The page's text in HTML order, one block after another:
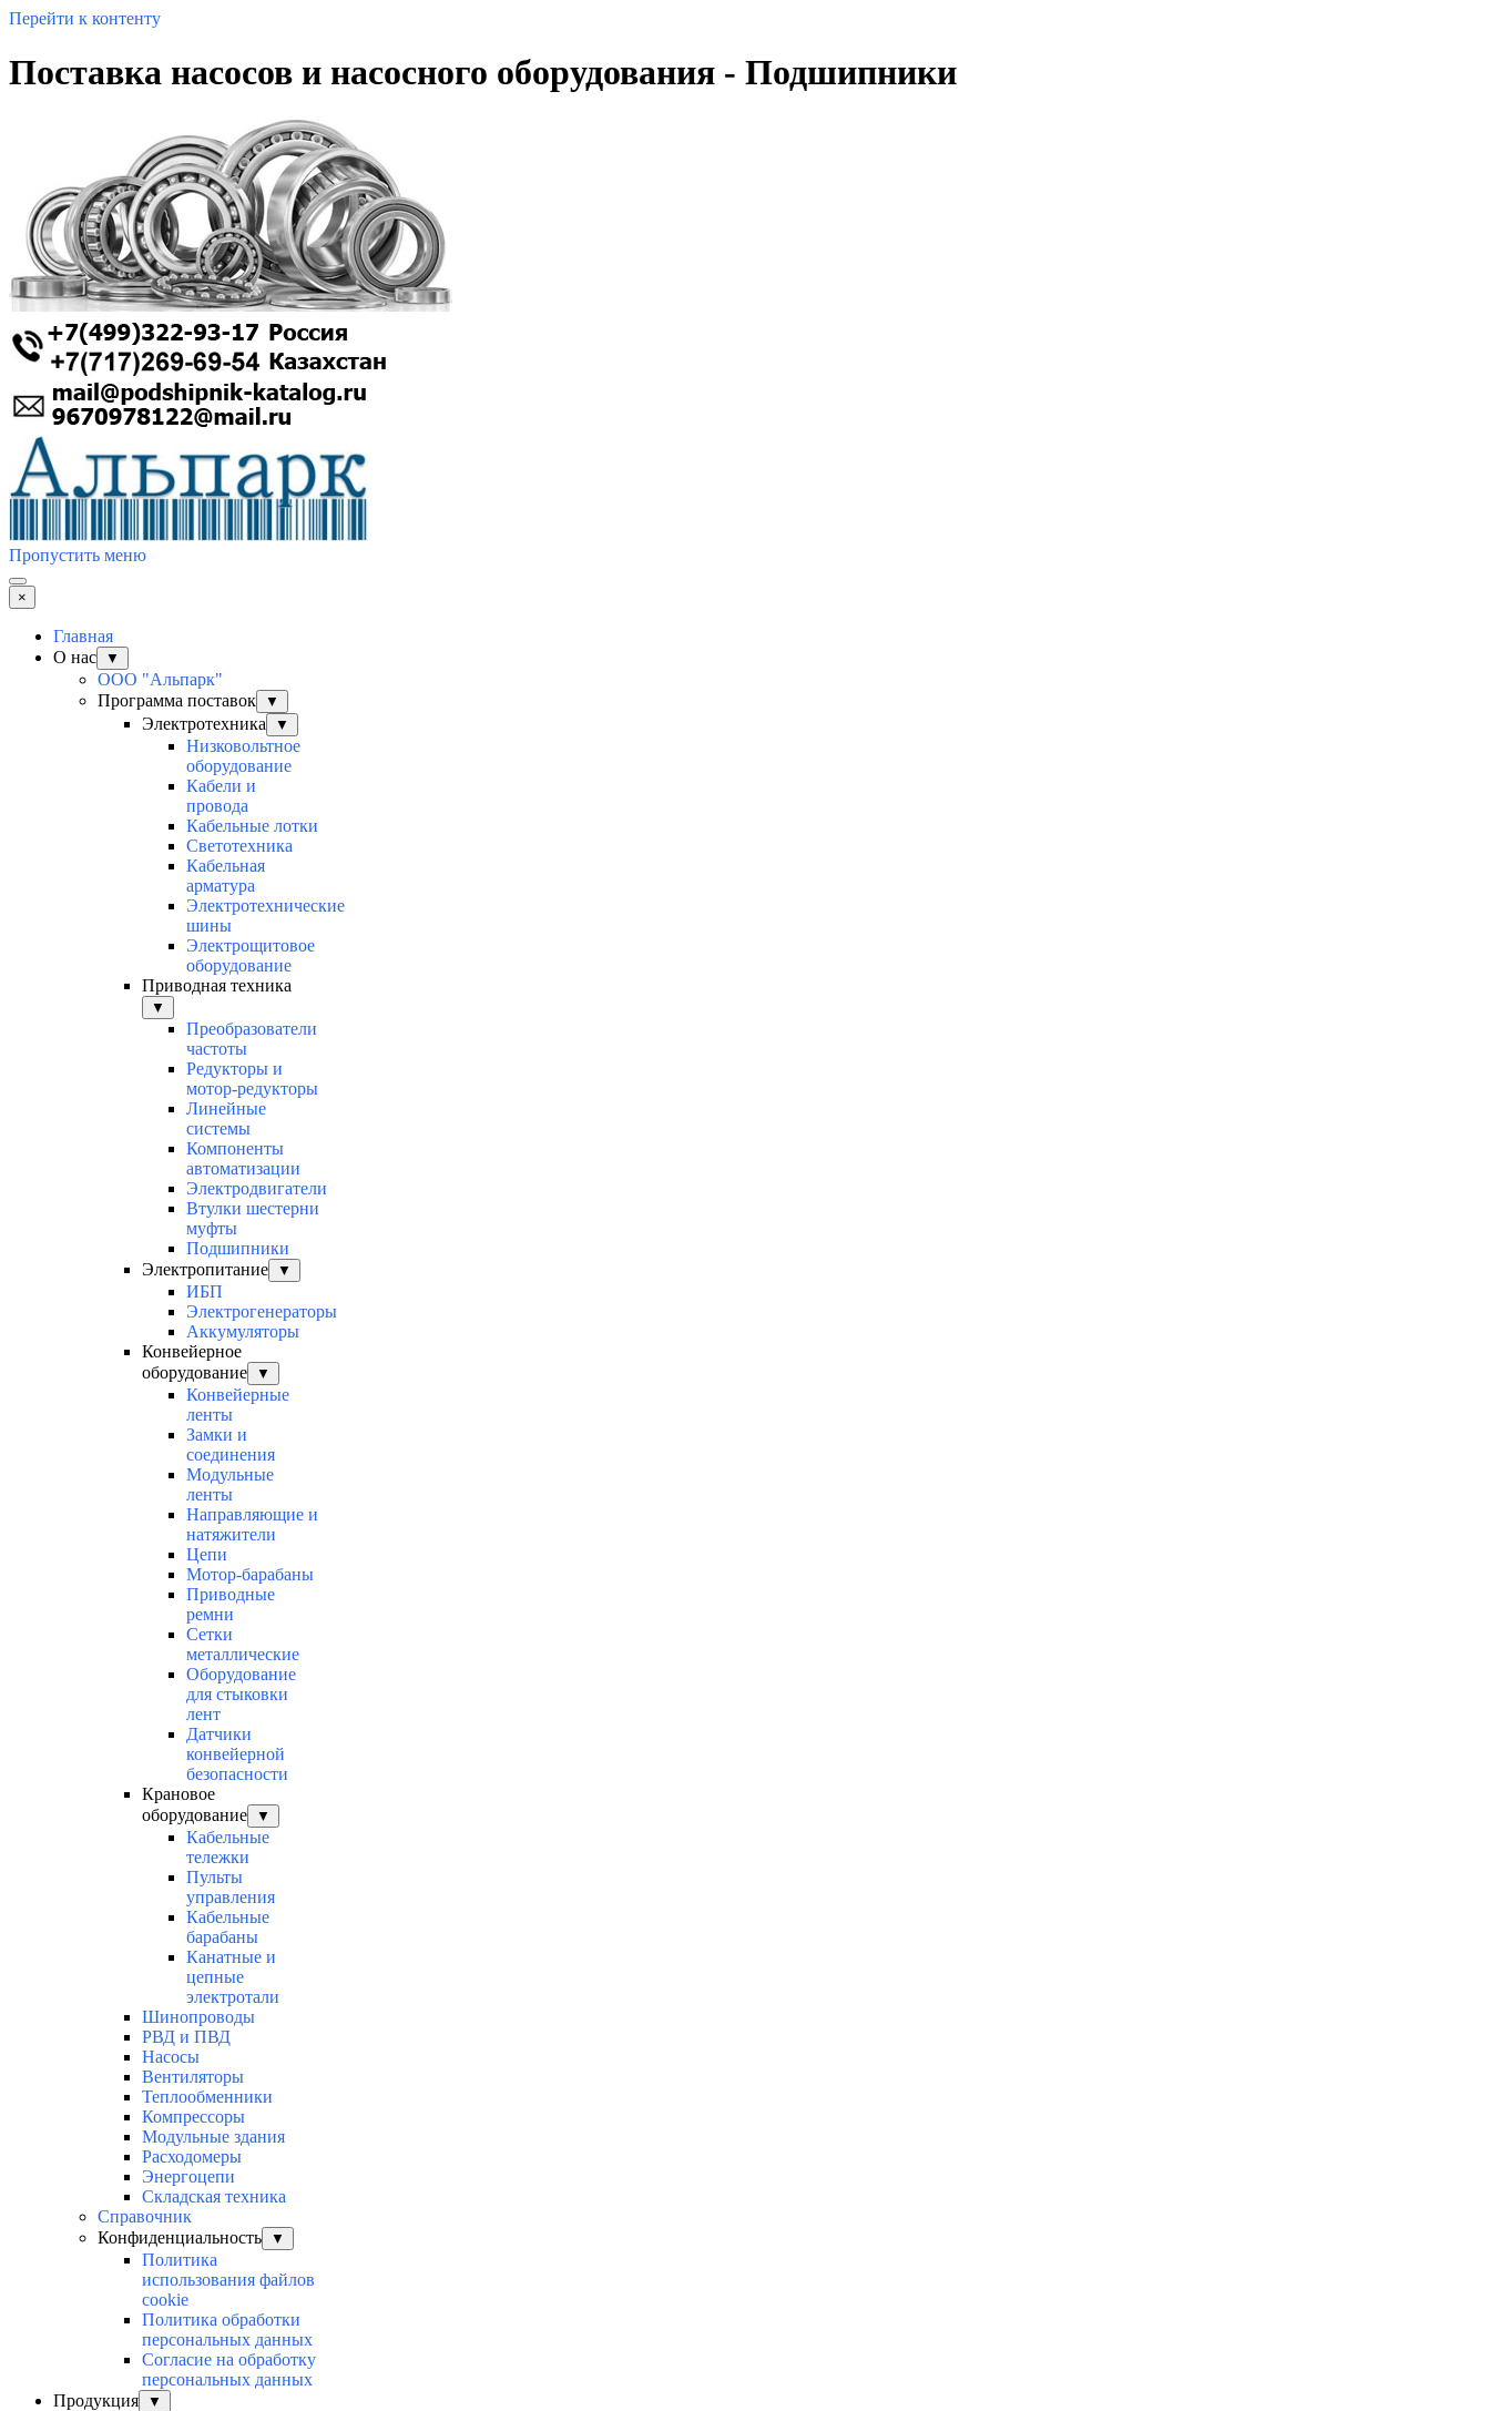
Перейти к контенту
Поставка насосов и насосного оборудования - Подшипники
Пропустить меню
×
Главная
О нас
▼
ООО "Альпарк"
Программа поставок
▼
Электротехника ▼
Низковольтное
оборудование
Кабели и
провода
Кабельные лотки
Светотехника
Кабельная
арматура
Электротехнические
шины
Электрощитовое
оборудование
Приводная техника
▼
Преобразователи
частоты
Редукторы и
мотор-редукторы
Линейные
системы
Компоненты
автоматизации
Электродвигатели
Втулки шестерни
муфты
Подшипники
Электропитание
▼
ИБП
Электрогенераторы
Аккумуляторы
Конвейерное
оборудование
▼
Конвейерные
ленты
Замки и
соединения
Модульные
ленты
Направляющие и
натяжители
Цепи
Мотор-барабаны
Приводные
ремни
Сетки
металлические
Оборудование
для стыковки
лент
Датчики
конвейерной
безопасности
Крановое
оборудование
▼
Кабельные
тележки
Пульты
управления
Кабельные
барабаны
Канатные и
цепные
электротали
Шинопроводы
РВД и ПВД
Насосы
Вентиляторы
Теплообменники
Компрессоры
Модульные здания
Расходомеры
Энергоцепи
Складская техника
Справочник
Конфиденциальность
▼
Политика
использования файлов
cookie
Политика обработки
персональных данных
Согласие на обработку
персональных данных
Продукция
▼